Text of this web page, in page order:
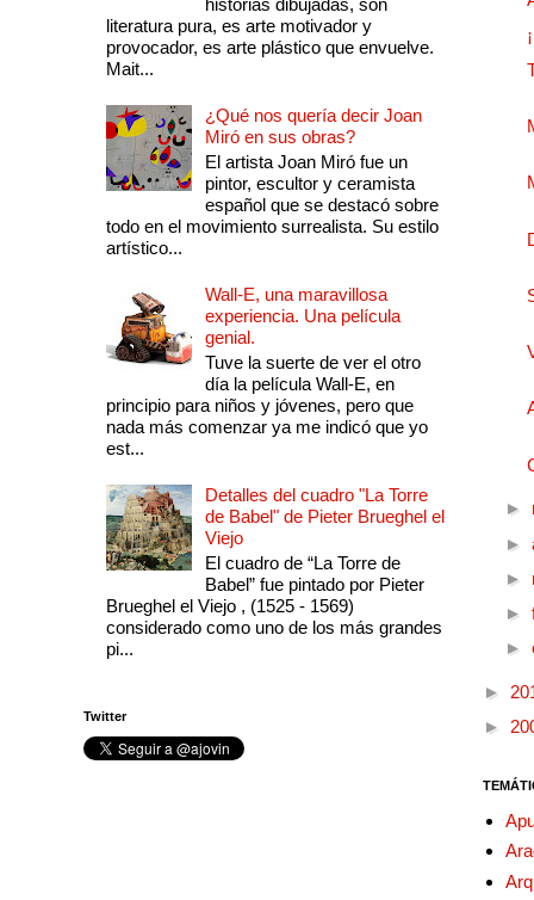
historias dibujadas, son
literatura pura, es arte motivador y
provocador, es arte plástico que envuelve.
Mait...
¿Qué nos quería decir Joan
Miró en sus obras?
El artista Joan Miró fue un
pintor, escultor y ceramista
español que se destacó sobre
todo en el movimiento surrealista. Su estilo
artístico...
Wall-E, una maravillosa
experiencia. Una película
genial.
Tuve la suerte de ver el otro
día la película Wall-E, en
principio para niños y jóvenes, pero que
nada más comenzar ya me indicó que yo
est...
Detalles del cuadro "La Torre
de Babel" de Pieter Brueghel el
Viejo
El cuadro de “La Torre de
Babel” fue pintado por Pieter
Brueghel el Viejo , (1525 - 1569)
considerado como uno de los más grandes
pi...
Twitter
►
►
►
►
►
►
►